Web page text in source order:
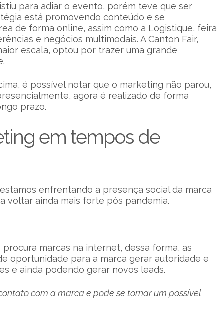
para adiar o evento, porém teve que ser
está promovendo conteúdo e se
de forma online, assim como a Logistique, feira
e negócios multimodais. A Canton Fair,
escala, optou por trazer uma grande
é possível notar que o marketing não parou,
agora é realizado de forma
prazo.
em tempos de
enfrentando a presença social da marca
voltar ainda mais forte pós pandemia.
marcas na internet, dessa forma, as
oportunidade para a marca gerar autoridade e
e ainda podendo gerar novos leads.
com a marca e pode se tornar um possível